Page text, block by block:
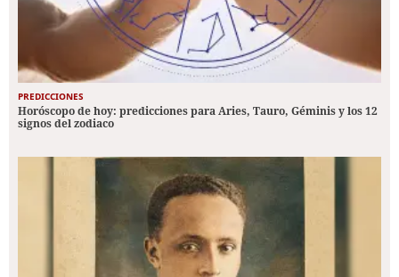
PREDICCIONES
Horóscopo de hoy: predicciones para Aries, Tauro, Géminis y los 12
signos del zodiaco